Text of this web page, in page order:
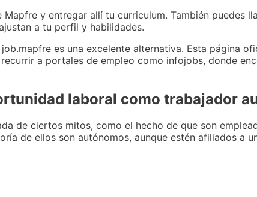
y entregar allí tu curriculum. También puedes
a tu perfil y habilidades.
es una excelente alternativa. Esta página
a portales de empleo como infojobs, donde
laboral como trabajador
de ciertos mitos, como el hecho de que son
de ellos son autónomos, aunque estén afiliados a